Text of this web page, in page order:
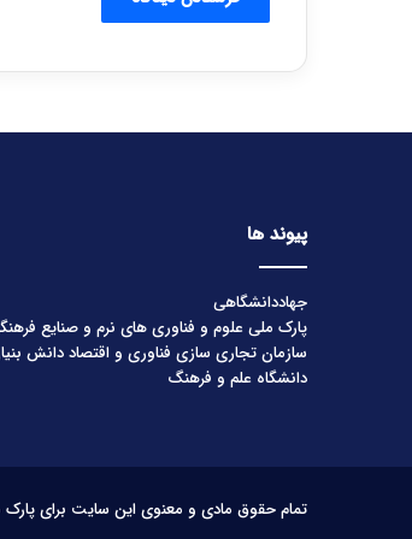
پیوند ها
جهاددانشگاهی
پارک ملی علوم و فناوری های نرم و صنایع
سازمان تجاری سازی فناوری و اقتصاد دانش
دانشگاه علم و فرهنگ
تمام حقوق مادی و معنوی این سایت برای